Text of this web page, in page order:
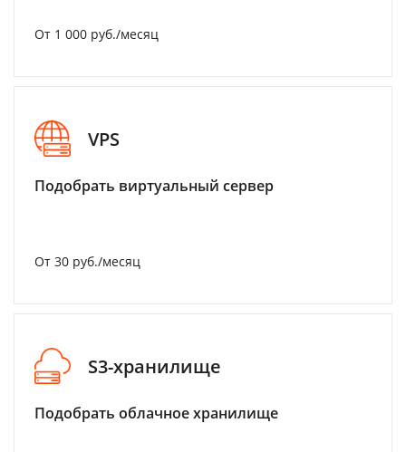
От 1 000 руб./месяц
VPS
Подобрать виртуальный сервер
От 30 руб./месяц
S3-хранилище
Подобрать облачное хранилище